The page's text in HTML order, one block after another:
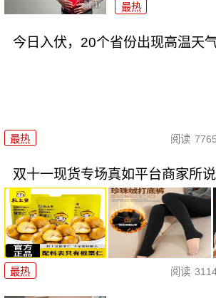
最热
今日入伏，20个省份出现高温天
最热 阅读 7765
双十一现货专场真如平台商家所说
最热 阅读